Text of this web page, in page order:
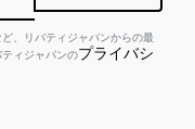
、リバティジャパンからの最
ィジャパンのプライバシ